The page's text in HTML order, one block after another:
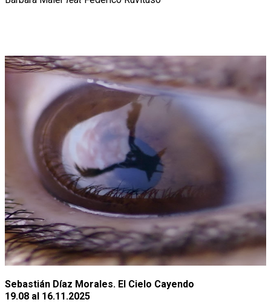
Sebastián Díaz Morales. El Cielo Cayendo
19.08 al 16.11.2025